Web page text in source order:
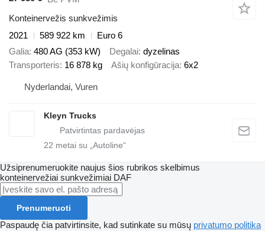
Konteinervežis sunkvežimis
2021
589 922 km
Euro 6
Galia 480 AG (353 kW) Degalai dyzelinas
Transporteris 16 878 kg Ašių konfigūracija 6x2
Nyderlandai, Vuren
Kleyn Trucks
22 metai su „Autoline“
Užsiprenumeruokite naujus šios rubrikos skelbimus
konteinervežiai sunkvežimiai DAF
Prenumeruoti
Paspaudę čia patvirtinsite, kad sutinkate su mūsų privatumo politika